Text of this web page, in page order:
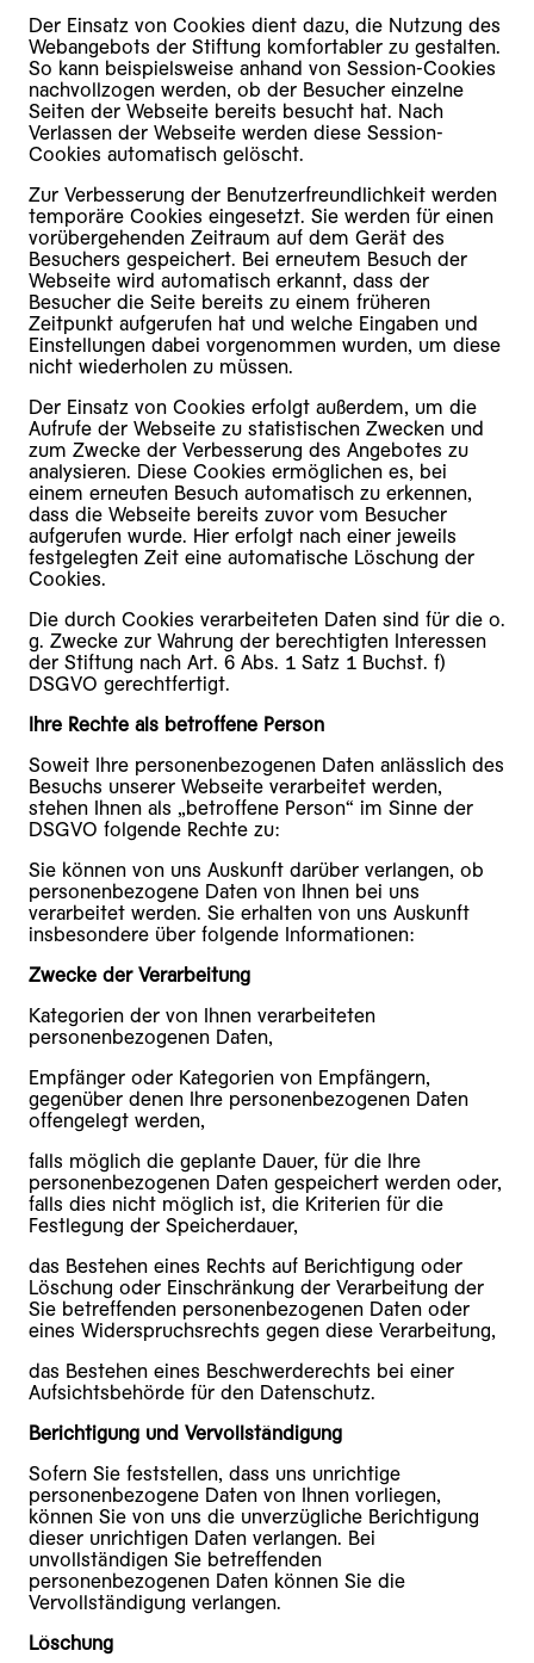
Der Einsatz von Cookies dient dazu, die Nutzung des
Webangebots der Stiftung komfortabler zu gestalten.
So kann beispielsweise anhand von Session-Cookies
nachvollzogen werden, ob der Besucher einzelne
Seiten der Webseite bereits besucht hat. Nach
Verlassen der Webseite werden diese Session-
Cookies automatisch gelöscht.
Zur Verbesserung der Benutzerfreundlichkeit werden
temporäre Cookies eingesetzt. Sie werden für einen
vorübergehenden Zeitraum auf dem Gerät des
Besuchers gespeichert. Bei erneutem Besuch der
Webseite wird automatisch erkannt, dass der
Besucher die Seite bereits zu einem früheren
Zeitpunkt aufgerufen hat und welche Eingaben und
Einstellungen dabei vorgenommen wurden, um diese
nicht wiederholen zu müssen.
Der Einsatz von Cookies erfolgt außerdem, um die
Aufrufe der Webseite zu statistischen Zwecken und
zum Zwecke der Verbesserung des Angebotes zu
analysieren. Diese Cookies ermöglichen es, bei
einem erneuten Besuch automatisch zu erkennen,
dass die Webseite bereits zuvor vom Besucher
aufgerufen wurde. Hier erfolgt nach einer jeweils
festgelegten Zeit eine automatische Löschung der
Cookies.
Die durch Cookies verarbeiteten Daten sind für die o.
g. Zwecke zur Wahrung der berechtigten Interessen
der Stiftung nach Art. 6 Abs. 1 Satz 1 Buchst. f)
DSGVO gerechtfertigt.
Ihre Rechte als betroffene Person
Soweit Ihre personenbezogenen Daten anlässlich des
Besuchs unserer Webseite verarbeitet werden,
stehen Ihnen als „betroffene Person“ im Sinne der
DSGVO folgende Rechte zu:
Sie können von uns Auskunft darüber verlangen, ob
personenbezogene Daten von Ihnen bei uns
verarbeitet werden. Sie erhalten von uns Auskunft
insbesondere über folgende Informationen:
Zwecke der Verarbeitung
Kategorien der von Ihnen verarbeiteten
personenbezogenen Daten,
Empfänger oder Kategorien von Empfängern,
gegenüber denen Ihre personenbezogenen Daten
offengelegt werden,
falls möglich die geplante Dauer, für die Ihre
personenbezogenen Daten gespeichert werden oder,
falls dies nicht möglich ist, die Kriterien für die
Festlegung der Speicherdauer,
das Bestehen eines Rechts auf Berichtigung oder
Löschung oder Einschränkung der Verarbeitung der
Sie betreffenden personenbezogenen Daten oder
eines Widerspruchsrechts gegen diese Verarbeitung,
das Bestehen eines Beschwerderechts bei einer
Aufsichtsbehörde für den Datenschutz.
Berichtigung und Vervollständigung
Sofern Sie feststellen, dass uns unrichtige
personenbezogene Daten von Ihnen vorliegen,
können Sie von uns die unverzügliche Berichtigung
dieser unrichtigen Daten verlangen. Bei
unvollständigen Sie betreffenden
personenbezogenen Daten können Sie die
Vervollständigung verlangen.
Löschung